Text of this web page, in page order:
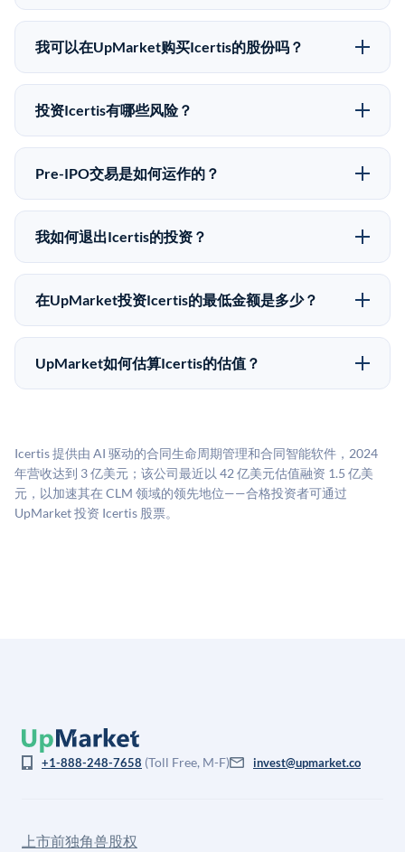
Icertis没有公开股价，因为它是一家私有公司。最近的
已知股价来自其最近一轮融资。 二级市场上的Pre-IPO
不同。
我可以在UpMarket购买Icertis的股份吗？
可以。合格投资者可以通过填写本页表单或在
upmarket.co创建账户来表达对Icertis股份的投资意向。
50,000美元。UpMarket是FINRA注册的经纪交易商，
自2019年以来已经纪超过5亿美元的另类投资。
投资Icertis有哪些风险？
Pre-IPO投资存在重大风险。Icertis的股份流动性低，意
味着没有公开市场可以快速出售。不存在确定的退出时
可能全部损失的准备。私有公司的估值在融资轮次之间
可能大幅波动。投资者应在投资前咨询其财务顾问并审
Pre-IPO交易是如何运作的？
在Pre-IPO交易中，合格投资者通过二级市场平台从现有
股东（如员工、早期投资者或其他持有人）处购买股
为FINRA注册的经纪交易商促成这些交易，代表双方处
理合规、文件和结算事宜。
我如何退出Icertis的投资？
Pre-IPO持股主要有两种退出途径：在二级市场将股份出
售给其他买家，或持有直到公司完成IPO或被收购。两
市场条件。任何退出的时间都是不可预测的，投资者应
做好多年持有的准备。
在UpMarket投资Icertis的最低金额是多少？
UpMarket上大多数Pre-IPO产品的最低投资金额为
50,000美元。具体金额可能因产品和股份供应情况而有
UpMarket如何估算Icertis的估值？
司可比倍数应用私有公司折扣，以反映流动性不足和信
息不对称。此估值不构成投资建议，可能与实际交易价
格存在重大差异。
Icertis 提供由 AI 驱动的合同生命周期管理和合同智能软件，2024
年营收达到 3 亿美元；该公司最近以 42 亿美元估值融资 1.5 亿美
元，以加速其在 CLM 领域的领先地位——合格投资者可通过
UpMarket 投资 Icertis 股票。
+1-888-248-7658 (Toll Free, M-F) invest@upmarket.co
上市前独角兽股权